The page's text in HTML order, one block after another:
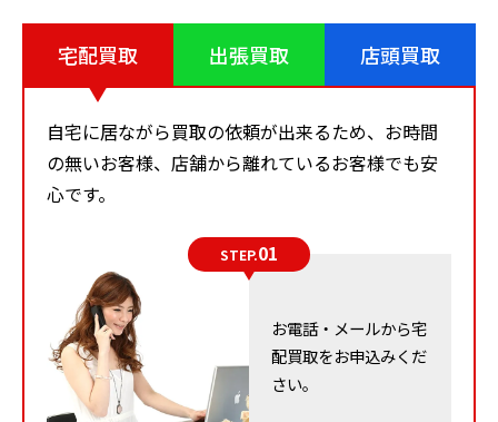
買取りスタッフ目線
高級家具の査定を高くするためには次のポイント
が重要です。
キズがなく、状態が良好な場合は査定アップ
保管状況が良好な場合は査定アップ
使用頻度が低い場合は査定アップ
宅配買取 出張買取 店頭買取
自宅に居ながら買取の依頼が出来るため、お時間
の無いお客様、店舗から離れているお客様でも安
心です。
STEP.01
お電話・メールから宅
配買取をお申込みくだ
さい。